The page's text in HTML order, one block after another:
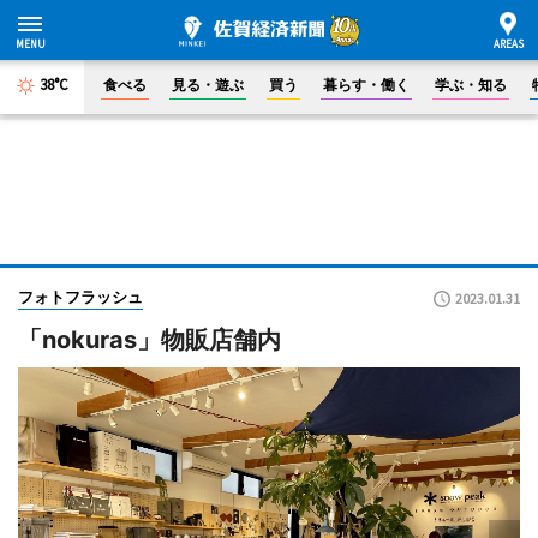
38°C 食べる 見る・遊ぶ 買う 暮らす・働く 学ぶ・知る
フォトフラッシュ 2023.01.31
「nokuras」物販店舗内